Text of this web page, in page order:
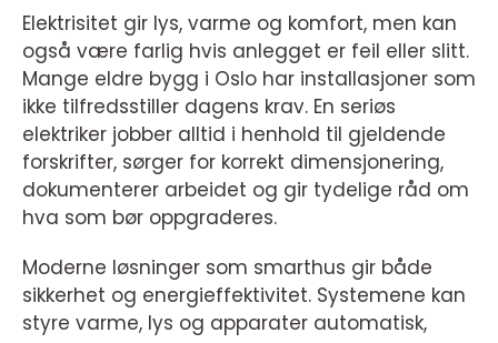
Elektrisitet gir lys, varme og komfort, men kan
også være farlig hvis anlegget er feil eller slitt.
Mange eldre bygg i Oslo har installasjoner som
ikke tilfredsstiller dagens krav. En seriøs
elektriker jobber alltid i henhold til gjeldende
forskrifter, sørger for korrekt dimensjonering,
dokumenterer arbeidet og gir tydelige råd om
hva som bør oppgraderes.
Moderne løsninger som smarthus gir både
sikkerhet og energieffektivitet. Systemene kan
styre varme, lys og apparater automatisk,